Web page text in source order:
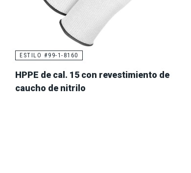
ESTILO #99-1-8160
HPPE de cal. 15 con revestimiento de
caucho de nitrilo